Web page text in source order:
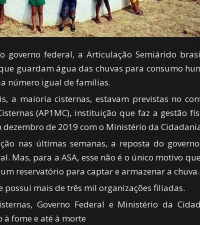
federal, a Articulação Semiárido
guardam água das chuvas para consumo
número igual de famílias.
a maioria cisternas, estavam previstas no
(AP1MC), instituição que faz a gestão
de 2019 com o Ministério da
nas últimas semanas, a reposta do
Mas, para a ASA, esse não é o único motivo
reservatório para captar e armazenar a chuva.
mais de três mil organizações filiadas.
Governo Federal e Ministério da
fome e até à morte